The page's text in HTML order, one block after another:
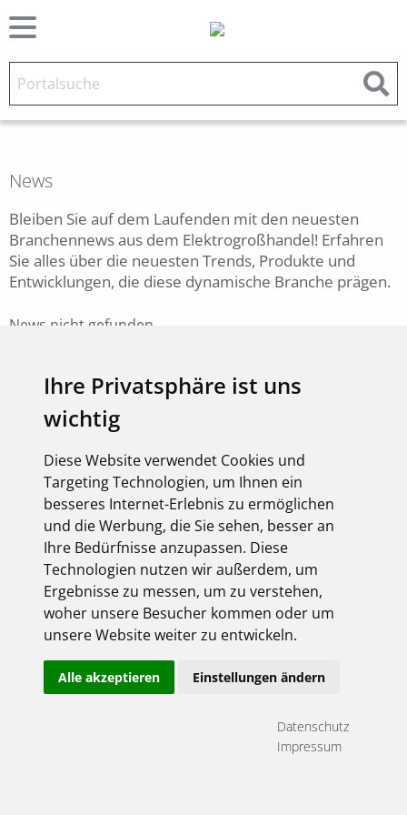
Ihre Privatsphäre ist uns
wichtig
Diese Website verwendet Cookies und
Targeting Technologien, um Ihnen ein
besseres Internet-Erlebnis zu ermöglichen
und die Werbung, die Sie sehen, besser an
Ihre Bedürfnisse anzupassen. Diese
Technologien nutzen wir außerdem, um
Ergebnisse zu messen, um zu verstehen,
woher unsere Besucher kommen oder um
unsere Website weiter zu entwickeln.
Alle akzeptieren Einstellungen ändern
Datenschutz
Impressum
News
Bleiben Sie auf dem Laufenden mit den neuesten
Branchennews aus dem Elektrogroßhandel! Erfahren
Sie alles über die neuesten Trends, Produkte und
Entwicklungen, die diese dynamische Branche prägen.
News nicht gefunden.
elektroforum 2.2025
Ihr Elektro-Magazin
Das Forum für Industrie,
Dienstleister & Institutionen
Inklusive aller FEGIME
Großhändler auf einen Blick!
Impressum